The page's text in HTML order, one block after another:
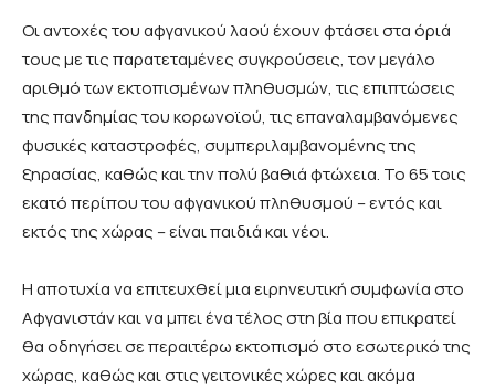
Οι αντοχές του αφγανικού λαού έχουν φτάσει στα όριά
τους με τις παρατεταμένες συγκρούσεις, τον μεγάλο
αριθμό των εκτοπισμένων πληθυσμών, τις επιπτώσεις
της πανδημίας του κορωνοϊού, τις επαναλαμβανόμενες
φυσικές καταστροφές, συμπεριλαμβανομένης της
ξηρασίας, καθώς και την πολύ βαθιά φτώχεια. Το 65 τοις
εκατό περίπου του αφγανικού πληθυσμού – εντός και
εκτός της χώρας – είναι παιδιά και νέοι.
Η αποτυχία να επιτευχθεί μια ειρηνευτική συμφωνία στο
Αφγανιστάν και να μπει ένα τέλος στη βία που επικρατεί
θα οδηγήσει σε περαιτέρω εκτοπισμό στο εσωτερικό της
χώρας, καθώς και στις γειτονικές χώρες και ακόμα